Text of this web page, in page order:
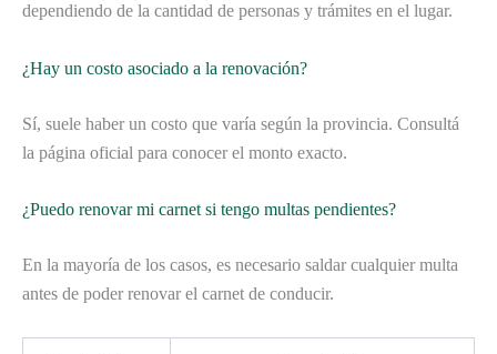
dependiendo de la cantidad de personas y trámites en el lugar.
¿Hay un costo asociado a la renovación?
Sí, suele haber un costo que varía según la provincia. Consultá
la página oficial para conocer el monto exacto.
¿Puedo renovar mi carnet si tengo multas pendientes?
En la mayoría de los casos, es necesario saldar cualquier multa
antes de poder renovar el carnet de conducir.